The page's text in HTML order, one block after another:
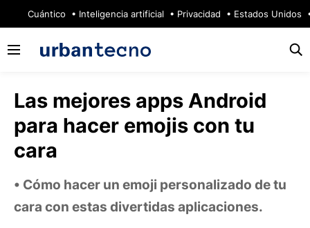
Cuántico Inteligencia artificial Privacidad Estados Unidos
Las mejores apps Android
para hacer emojis con tu
cara
Cómo hacer un emoji personalizado de tu
cara con estas divertidas aplicaciones.